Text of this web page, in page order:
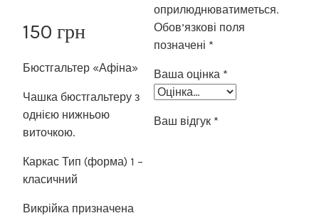
150 грн
Бюстгальтер «Афіна»
Чашка бюстгальтеру з
однією нижньою
виточкою.
Каркас Тип (форма) 1 –
класичний
Викрійка призначена
оприлюднюватиметься.
Обов’язкові поля
позначені *
Ваша оцінка *
Ваш відгук *